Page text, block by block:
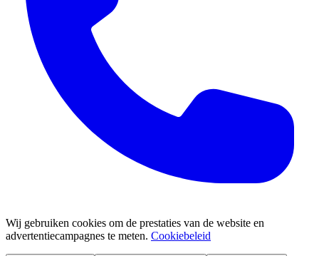
Wij gebruiken cookies om de prestaties van de website en
advertentiecampagnes te meten. Cookiebeleid